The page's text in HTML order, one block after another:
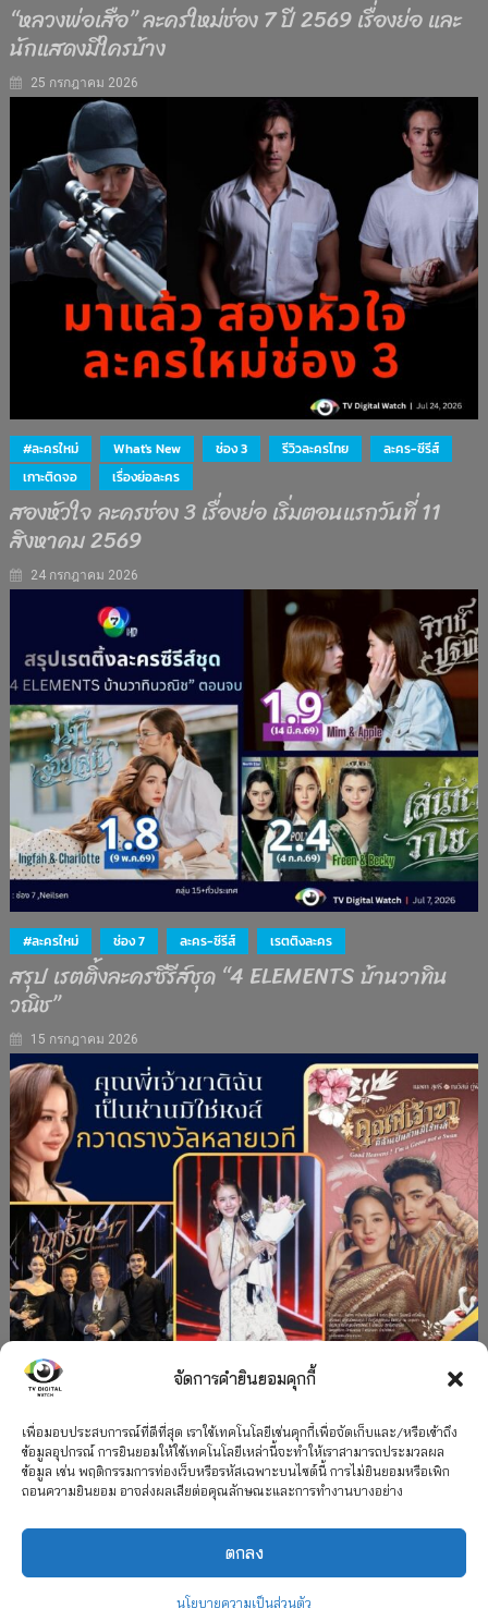
จัดการคำยินยอมคุกกี้
เพื่อมอบประสบการณ์ที่ดีที่สุด เราใช้เทคโนโลยีเช่นคุกกี้เพื่อจัดเก็บและ/หรือเข้าถึง
ข้อมูลอุปกรณ์ การยินยอมให้ใช้เทคโนโลยีเหล่านี้จะทำให้เราสามารถประมวลผล
ข้อมูล เช่น พฤติกรรมการท่องเว็บหรือรหัสเฉพาะบนไซต์นี้ การไม่ยินยอมหรือเพิก
ถอนความยินยอม อาจส่งผลเสียต่อคุณลักษณะและการทำงานบางอย่าง
ตกลง
นโยบายความเป็นส่วนตัว
“หลวงพ่อเสือ” ละครใหม่ช่อง 7 ปี 2569 เรื่องย่อ และ
นักแสดงมีใครบ้าง
25 กรกฎาคม 2026
#ละครใหม่ What's New ช่อง 3 รีวิวละครไทย
ละคร-ซีรีส์
เกาะติดจอ
เรื่องย่อละคร
สองหัวใจ ละครช่อง 3 เรื่องย่อ เริ่มตอนแรกวันที่ 11
สิงหาคม 2569
24 กรกฎาคม 2026
#ละครใหม่ ช่อง 7 ละคร-ซีรีส์ เรตติงละคร
สรุป เรตติ้งละครซีรีส์ชุด “4 ELEMENTS บ้านวาทิน
วณิช”
15 กรกฎาคม 2026
”คุณพี่เจ้าขาดิฉันเป็นห่านมิใช่หงส์” กวาดรางวัล
เพียบ จาก 8 เวที
2026 TV Digital Watch All Rights Reserved.